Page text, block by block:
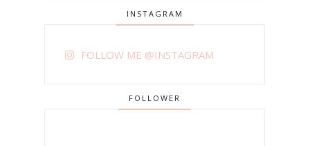
INSTAGRAM
FOLLOW ME @INSTAGRAM
FOLLOWER